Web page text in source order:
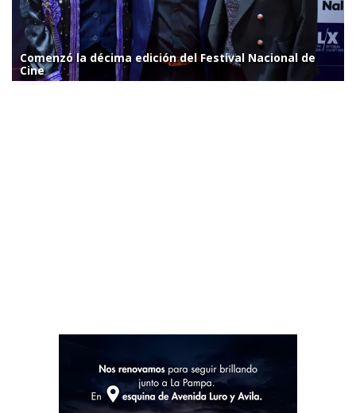
Comenzó la décima edición del Festival Nacional de
Cine